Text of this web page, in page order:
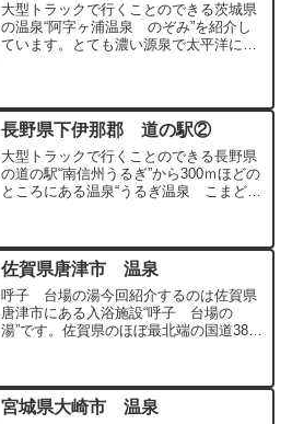
大型トラックで行くことのできる茨城県
の温泉“阿字ヶ浦温泉 のぞみ”を紹介し
ています。とても濃い源泉で太平洋に面
長野県下伊那郡 道の駅②
大型トラックで行くことのできる長野県
の道の駅“南信州うるぎ”から300ｍほどの
ところにある温泉“うるぎ温泉 こまどり
います。
佐賀県唐津市 温泉
呼子 台場の湯今回紹介するのは佐賀県
唐津市にある入浴施設“呼子 台場の
湯”です。佐賀県のほぼ最北端の国道382
式HP 内湯になります。こちらはラジウ
ム温浴剤が溶かされた...
宮城県大崎市 温泉